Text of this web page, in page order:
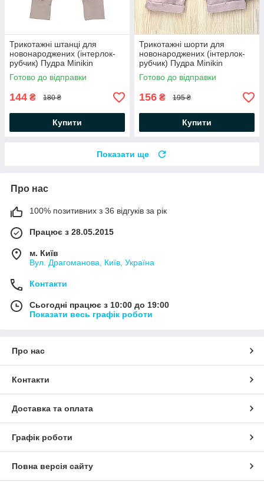
Трикотажні штанці для
новонароджених (інтерлок-
рубчик) Пудра Minikin
Готово до відправки
144 ₴ 180 ₴
Купити
Трикотажні шорти для
новонароджених (інтерлок-
рубчик) Пудра Minikin
Готово до відправки
156 ₴ 195 ₴
Купити
Показати ще
Про нас
100% позитивних з 36 відгуків за рік
Працює з 28.05.2015
м. Київ
Вул. Драгоманова, Київ, Україна
Контакти
Сьогодні працює з 10:00 до 19:00
Показати весь графік роботи
Про нас
Контакти
Доставка та оплата
Графік роботи
Повна версія сайту